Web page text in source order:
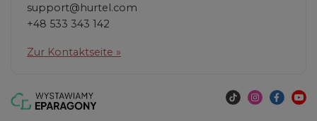
support@hurtel.com
+48 533 343 142
Zur Kontaktseite »